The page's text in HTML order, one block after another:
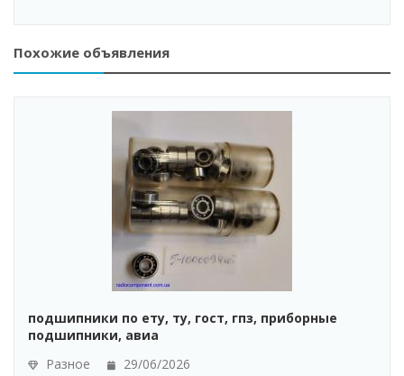
Похожие объявления
подшипники по ету, ту, гост, гпз, приборные
подшипники, авиа
Разное
29/06/2026